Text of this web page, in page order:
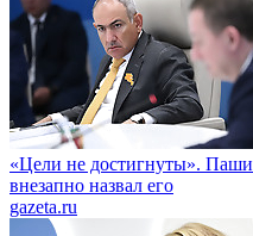
«Цели не достигнуты».
внезапно назвал его
gazeta.ru